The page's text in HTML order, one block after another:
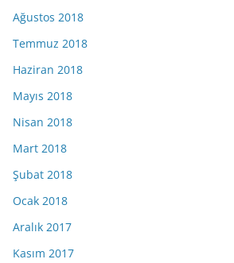
Ağustos 2018
Temmuz 2018
Haziran 2018
Mayıs 2018
Nisan 2018
Mart 2018
Şubat 2018
Ocak 2018
Aralık 2017
Kasım 2017